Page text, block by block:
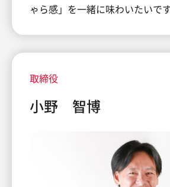
ゃら感」を一緒に味わいたいです
取締役
小野 智博